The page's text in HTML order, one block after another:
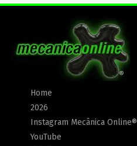
Home
2026
Instagram Mecânica Online®
YouTube